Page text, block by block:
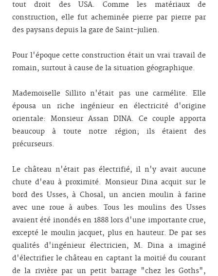
tout droit des USA. Comme les matériaux de
construction, elle fut acheminée pierre par pierre par
des paysans depuis la gare de Saint-julien.
Pour l'époque cette construction était un vrai travail de
romain, surtout à cause de la situation géographique.
Mademoiselle Sillito n'était pas une carmélite. Elle
épousa un riche ingénieur en électricité d'origine
orientale: Monsieur Assan DINA. Ce couple apporta
beaucoup à toute notre région; ils étaient des
précurseurs.
Le château n'était pas électrifié, il n'y avait aucune
chute d'eau à proximité. Monsieur Dina acquit sur le
bord des Usses, à Chosal, un ancien moulin à farine
avec une roue à aubes. Tous les moulins des Usses
avaient été inondés en 1888 lors d'une importante crue,
excepté le moulin jacquet, plus en hauteur. De par ses
qualités d'ingénieur électricien, M. Dina a imaginé
d'électrifier le château en captant la moitié du courant
de la rivière par un petit barrage "chez les Goths",